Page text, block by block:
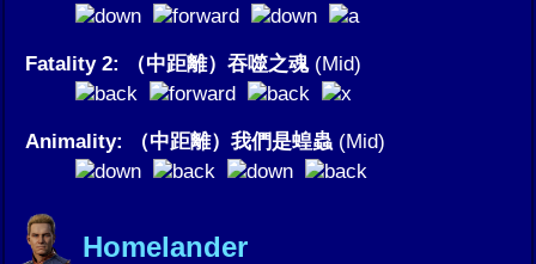
Fatality 2: （中距離）吞噬之魂(Mid)
Animality: （中距離）我們是蝗蟲 (Mid)
Homelander